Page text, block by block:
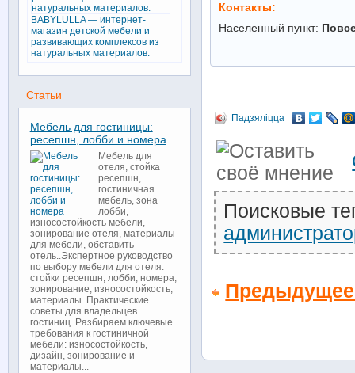
Контакты:
Населенный пункт:
Падзяліцца
Поисковые
BABYLULLA — интернет-
магазин детской мебели и
развивающих комплексов из
натуральных материалов.
Статьи
Мебель для гостиницы:
ресепшн, лобби и номера
Мебель для
отеля, стойка
ресепшн,
гостиничная
мебель, зона
лобби,
износостойкость мебели,
зонирование отеля, материалы
для мебели, обставить
отель..Экспертное руководство
по выбору мебели для отеля:
стойки ресепшн, лобби, номера,
зонирование, износостойкость,
материалы. Практические
советы для владельцев
гостиниц..Разбираем ключевые
требования к гостиничной
мебели: износостойкость,
дизайн, зонирование и
материалы...